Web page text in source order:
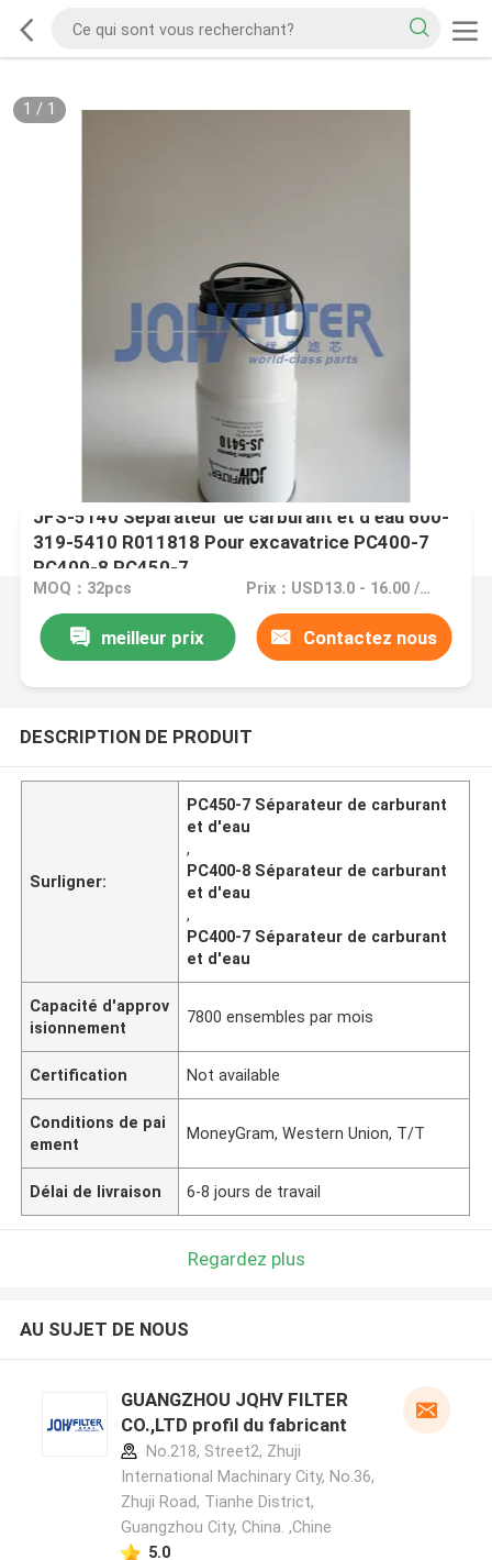
1 / 1
JFS-5140 Séparateur de carburant et d'eau 600-
319-5410 R011818 Pour excavatrice PC400-7
PC400-8 PC450-7
MOQ：32pcs Prix：USD13.0 - 16.00 /PC
meilleur prix Contactez nous
DESCRIPTION DE PRODUIT
Surligner:
PC450-7 Séparateur de carburant
et d'eau
,
PC400-8 Séparateur de carburant
et d'eau
,
PC400-7 Séparateur de carburant
et d'eau
Capacité d'approv
isionnement
7800 ensembles par mois
Certification Not available
Conditions de pai
ement
MoneyGram, Western Union, T/T
Délai de livraison 6-8 jours de travail
Regardez plus
AU SUJET DE NOUS
GUANGZHOU JQHV FILTER
CO.,LTD profil du fabricant
No.218, Street2, Zhuji
International Machinary City, No.36,
Zhuji Road, Tianhe District,
Guangzhou City, China. ,Chine
5.0